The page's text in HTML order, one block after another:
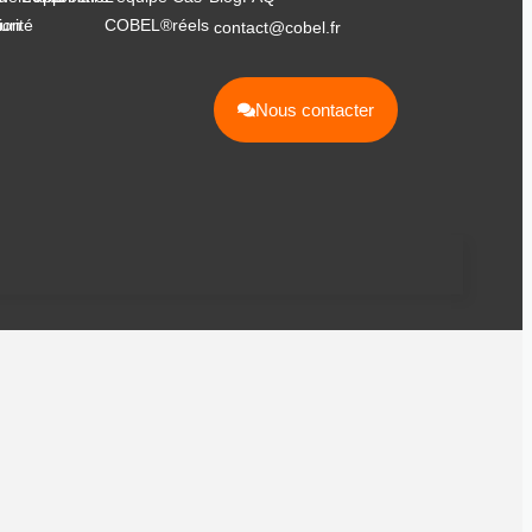
COBEL®réels contact@cobel.fr
Nous contacter